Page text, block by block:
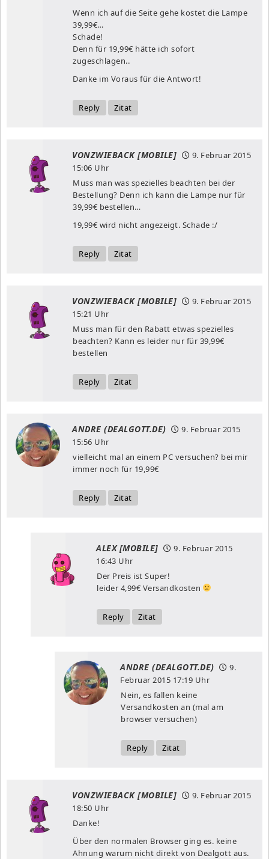
Wenn ich auf die Seite gehe kostet die Lampe
39,99€…
Schade!
Denn für 19,99€ hätte ich sofort
zugeschlagen..
Danke im Voraus für die Antwort!
Reply Zitat
VONZWIEBACK [MOBILE]
9. Februar 2015
15:06 Uhr
Muss man was spezielles beachten bei der
Bestellung? Denn ich kann die Lampe nur für
39,99€ bestellen…
19,99€ wird nicht angezeigt. Schade :/
Reply Zitat
VONZWIEBACK [MOBILE]
9. Februar 2015
15:21 Uhr
Muss man für den Rabatt etwas spezielles
beachten? Kann es leider nur für 39,99€
bestellen
Reply Zitat
ANDRE (DEALGOTT.DE)
9. Februar 2015
15:56 Uhr
vielleicht mal an einem PC versuchen? bei mir
immer noch für 19,99€
Reply Zitat
ALEX [MOBILE]
9. Februar 2015
16:43 Uhr
Der Preis ist Super!
leider 4,99€ Versandkosten
Reply Zitat
ANDRE (DEALGOTT.DE)
9.
Februar 2015 17:19 Uhr
Nein, es fallen keine
Versandkosten an (mal am
browser versuchen)
Reply Zitat
VONZWIEBACK [MOBILE]
9. Februar 2015
18:50 Uhr
Danke!
Über den normalen Browser ging es. keine
Ahnung warum nicht direkt von Dealgott aus.